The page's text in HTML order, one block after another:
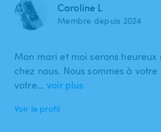
Caroline L
Membre depuis 2024
Mon mari et moi serons
chez nous. Nous sommes à
votre… voir plus
Voir le profil